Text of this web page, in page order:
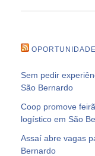
Sem pedir
São Bernardo
Coop promove
logístico em São
Assaí abre vagas
Bernardo